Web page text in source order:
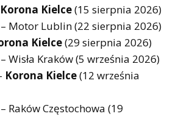
Korona Kielce(15 sierpnia 2026)
– Motor Lublin (22 sierpnia 2026)
Kielce(29 sierpnia 2026)
– Wisła Kraków (5 września 2026)
Korona Kielce(12 września
– Raków Częstochowa (19